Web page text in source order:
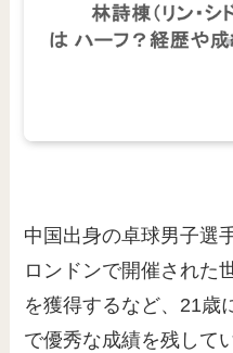
中国出身の卓球男子選
ロンドンで開催された
を獲得するなど、21歳
で優秀な成績を残して